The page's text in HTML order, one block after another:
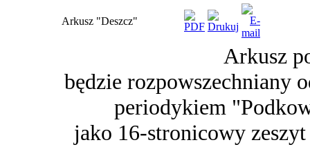
Arkusz "Deszcz"
Arkusz
będzie rozpowszechniany
periodykiem
jako 16-stronicowy